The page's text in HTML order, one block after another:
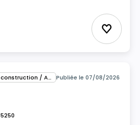
Ajouter
BTP / Matériaux de construction / Architecture Publiée le 07/08/2026